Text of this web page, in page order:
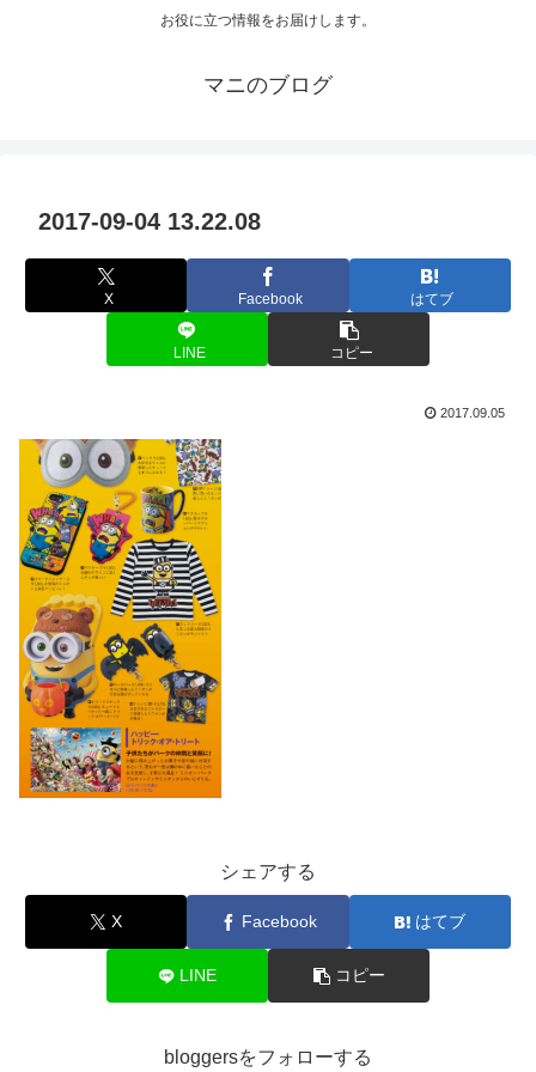
お役に立つ情報をお届けします。
マニのブログ
2017-09-04 13.22.08
X Facebook はてブ
LINE コピー
2017.09.05
シェアする
X Facebook はてブ
LINE コピー
bloggersをフォローする